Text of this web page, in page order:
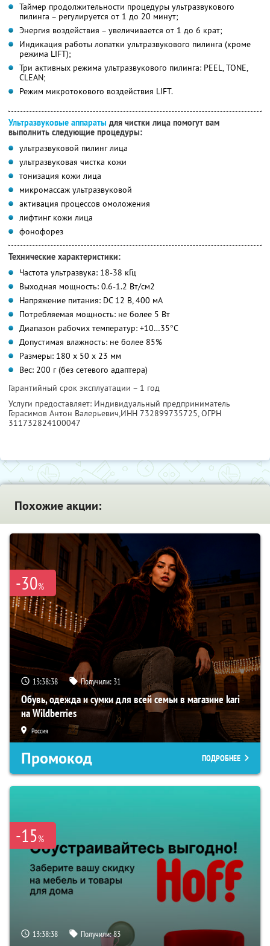
Таймер продолжительности процедуры ультразвукового
пилинга – регулируется от 1 до 20 минут;
Энергия воздействия – увеличивается от 1 до 6 крат;
Индикация работы лопатки ультразвукового пилинга (кроме
режима LIFT);
Три активных режима ультразвукового пилинга: PEEL, TONE,
CLEAN;
Режим микротокового воздействия LIFT.
Ультразвуковые аппараты для чистки лица помогут вам
выполнить следующие процедуры:
ультразвуковой пилинг лица
ультразвуковая чистка кожи
тонизация кожи лица
микромассаж ультразвуковой
активация процессов омоложения
лифтинг кожи лица
фонофорез
Технические характеристики:
Частота ультразвука: 18-38 кГц
Выходная мощность: 0.6-1.2 Вт/см2
Напряжение питания: DC 12 В, 400 мА
Потребляемая мощность: не более 5 Вт
Диапазон рабочих температур: +10…35°C
Допустимая влажность: не более 85%
Размеры: 180 х 50 х 23 мм
Вес: 200 г (без сетевого адаптера)
Гарантийный срок эксплуатации – 1 год
Услуги предоставляет: Индивидуальный предприниматель
Герасимов Антон Валерьевич,ИНН 732899735725, ОГРН
311732824100047
Похожие акции:
-30%
13:38:37 Получили: 31
Обувь, одежда и сумки для всей семьи в магазине kari
на Wildberries
Россия
Промокод ПОДРОБНЕЕ
-15%
13:38:37 Получили:83